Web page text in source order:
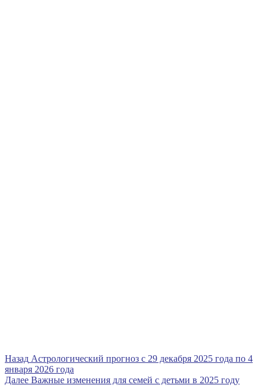
Навигация
по
Назад Предыдущая
запись
Астрологический прогноз с 29 декабря 2025 года по 4
января 2026 года
Далее Следующая
Важные изменения для семей с детьми в 2025 году